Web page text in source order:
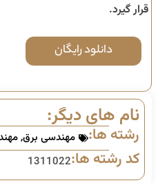
قرار گیرد.
دانلود رایگان
نام های دیگر:
رشته ها: مهندسی برق,
کد رشته ها:1311022